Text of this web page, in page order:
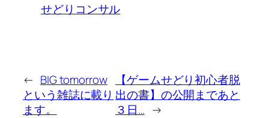
せどりコンサル
← BIG tomorrow
という雑誌に載り
ます。
【ゲームせどり初心者脱
出の書】の公開まであと
３日… →